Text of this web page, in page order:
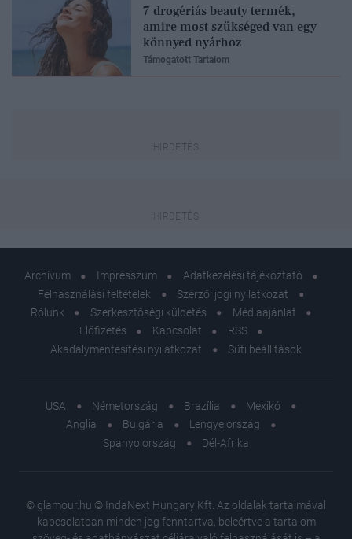
7 drogériás beauty termék,
amire most szükséged van egy
könnyed nyárhoz
Támogatott Tartalom
Archívum Impresszum
Adatkezelési tájékoztató
Felhasználási feltételek
Szerzői jogi nyilatkozat
Rólunk
Szerkesztőségi küldetés
Médiaajánlat
Előfizetés
Kapcsolat
RSS
Akadálymentesítési nyilatkozat
Süti beállítások
USA Németország Brazília
Mexikó
Anglia
Bulgária
Lengyelország
Spanyolország
Dél-Afrika
© glamour.hu © IndaNext Hungary Kft. Az oldalak tartalmával
kapcsolatban minden jog fenntartva, beleértve a tartalom